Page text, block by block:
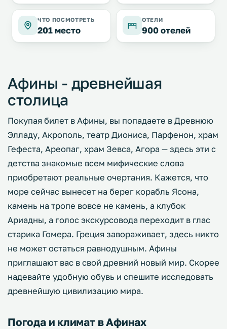
ЧТО ПОСМОТРЕТЬ
201 место
ОТЕЛИ
900 отелей
Афины - древнейшая
столица
Покупая билет в Афины, вы попадаете в Древнюю
Элладу, Акрополь, театр Диониса, Парфенон, храм
Гефеста, Ареопаг, храм Зевса, Агора — здесь эти с
детства знакомые всем мифические слова
приобретают реальные очертания. Кажется, что
море сейчас вынесет на берег корабль Ясона,
камень на тропе вовсе не камень, а клубок
Ариадны, а голос экскурсовода переходит в глас
старика Гомера. Греция завораживает, здесь никто
не может остаться равнодушным. Афины
приглашают вас в свой древний новый мир. Скорее
надевайте удобную обувь и спешите исследовать
древнейшую цивилизацию мира.
Погода и климат в Афинах